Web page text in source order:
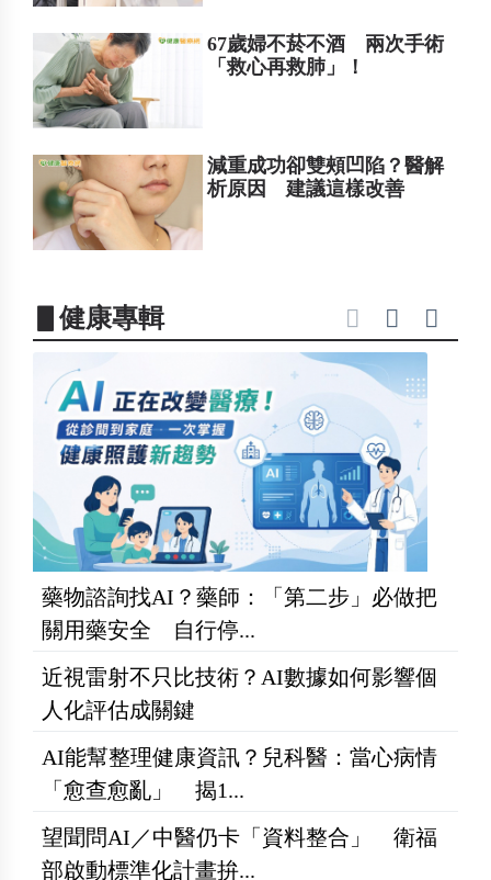
67歲婦不菸不酒 兩次手術
「救心再救肺」！
減重成功卻雙頰凹陷？醫解
析原因 建議這樣改善
▋健康專輯
藥物諮詢找AI？藥師：「第二步」必做把
關用藥安全 自行停...
近視雷射不只比技術？AI數據如何影響個
人化評估成關鍵
AI能幫整理健康資訊？兒科醫：當心病情
「愈查愈亂」 揭1...
望聞問AI／中醫仍卡「資料整合」 衛福
部啟動標準化計畫拚...